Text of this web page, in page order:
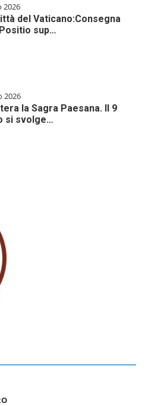
2026
del Vaticano:Consegna
sup…
2026
la Sagra Paesana. Il 9
si svolge…